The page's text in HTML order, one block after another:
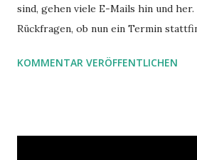
sind, gehen viele E-Mails hin und
Rückfragen, ob nun ein Termin
Hilfe von Outlook.
KOMMENTAR VERÖFFENTLICHEN